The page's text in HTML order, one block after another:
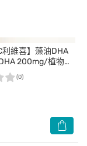
利維喜】藻油DHA
200mg/植物性
適用)
(0)